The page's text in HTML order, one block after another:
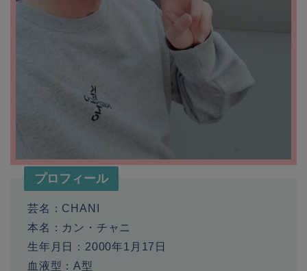
プロフィール
芸名：CHANI
本名：カン・チャニ
生年月日：2000年1月17日
血液型：A型